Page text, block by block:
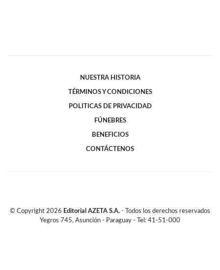
NUESTRA HISTORIA
TÉRMINOS Y CONDICIONES
POLITICAS DE PRIVACIDAD
FÚNEBRES
BENEFICIOS
CONTÁCTENOS
© Copyright 2026 Editorial AZETA S.A. - Todos los derechos reservados
Yegros 745, Asunción - Paraguay - Tel: 41-51-000